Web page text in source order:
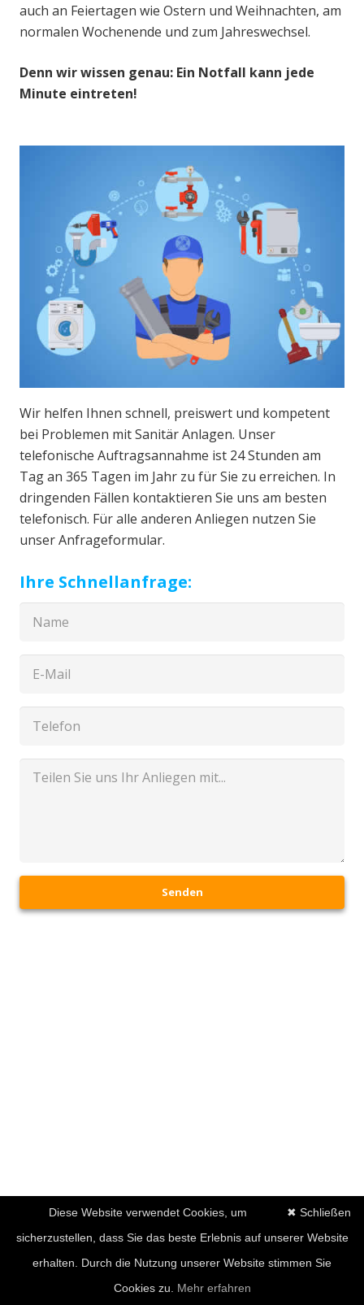
auch an Feiertagen wie Ostern und Weihnachten, am
normalen Wochenende und zum Jahreswechsel.
Denn wir wissen genau: Ein Notfall kann jede
Minute eintreten!
Wir helfen Ihnen schnell, preiswert und kompetent
bei Problemen mit Sanitär Anlagen. Unser
telefonische Auftragsannahme ist 24 Stunden am
Tag an 365 Tagen im Jahr zu für Sie zu erreichen. In
dringenden Fällen kontaktieren Sie uns am besten
telefonisch. Für alle anderen Anliegen nutzen Sie
unser Anfrageformular.
Ihre Schnellanfrage:
Senden
✖ Schließen
Diese Website verwendet Cookies, um
sicherzustellen, dass Sie das beste Erlebnis auf unserer Website
erhalten. Durch die Nutzung unserer Website stimmen Sie
Cookies zu. Mehr erfahren